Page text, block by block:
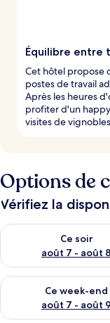
Équilibre entre
Cet hôtel propose
postes de travail
Après les heures
profiter d'un
visites de vignobles.
Options de
Vérifiez la
Ce soir
août 7 - août 8
Vérifier la
Ce week-end
août 7 - août 9
Vérifier la